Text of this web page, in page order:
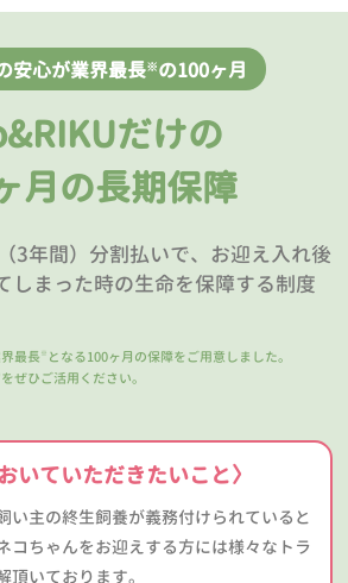
安心が業界最長※の100ヶ月
だけの
月の長期保障
3年間）分割払いで、お迎え入れ後
しまった時の生命を保障する制度
最長 ※ となる100ヶ月の保障をご用意しました。
ぜひご活用ください。
いていただきたいこと〉
い主の終生飼養が義務付けられていると
コちゃんをお迎えする方には様々なトラ
頂いております。